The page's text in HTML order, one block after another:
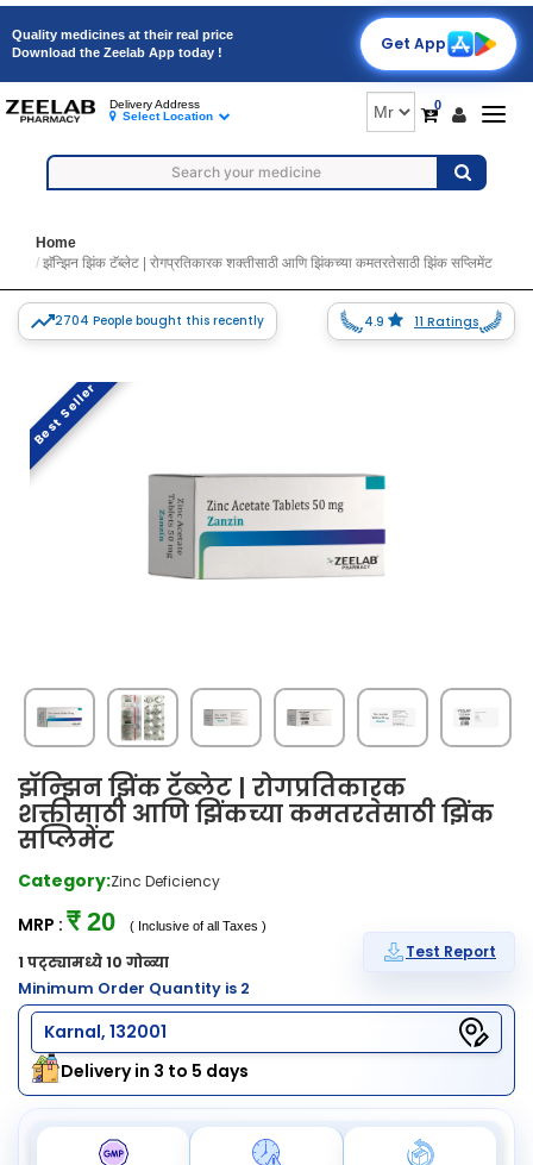
Quality medicines at their real price
Download the Zeelab App today !
Get App
0
Delivery Address
Select Location
Home
झॅन्झिन झिंक टॅब्लेट | रोगप्रतिकारक शक्तीसाठी आणि झिंकच्या कमतरतेसाठी झिंक सप्लिमेंट
2704 People bought this recently 4.9 11 Ratings
Best Seller
झॅन्झिन झिंक टॅब्लेट | रोगप्रतिकारक
शक्तीसाठी आणि झिंकच्या कमतरतेसाठी झिंक
सप्लिमेंट
Category:Zinc Deficiency
MRP : ₹ 20 ( Inclusive of all Taxes )
1 पट्ट्यामध्ये 10 गोळ्या
Test Report
Minimum Order Quantity is 2
Karnal, 132001
Delivery in 3 to 5 days